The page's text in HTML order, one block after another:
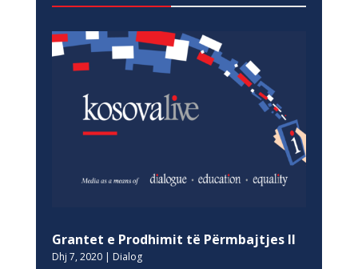
Grantet e Prodhimit të Përmbajtjes II
Dhj 7, 2020| Dialog